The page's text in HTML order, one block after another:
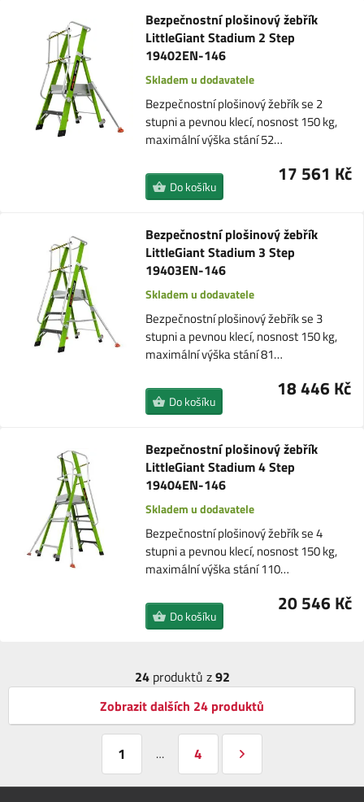
Bezpečnostní plošinový žebřík
LittleGiant Stadium 2 Step
19402EN-146
Skladem u dodavatele
Bezpečnostní plošinový žebřík se 2
stupni a pevnou klecí, nosnost 150 kg,
maximální výška stání 52…
17 561 Kč
Do košíku
Bezpečnostní plošinový žebřík
LittleGiant Stadium 3 Step
19403EN-146
Skladem u dodavatele
Bezpečnostní plošinový žebřík se 3
stupni a pevnou klecí, nosnost 150 kg,
maximální výška stání 81…
18 446 Kč
Do košíku
Bezpečnostní plošinový žebřík
LittleGiant Stadium 4 Step
19404EN-146
Skladem u dodavatele
Bezpečnostní plošinový žebřík se 4
stupni a pevnou klecí, nosnost 150 kg,
maximální výška stání 110…
20 546 Kč
Do košíku
24produktů z92
Zobrazit dalších 24 produktů
1 … 4